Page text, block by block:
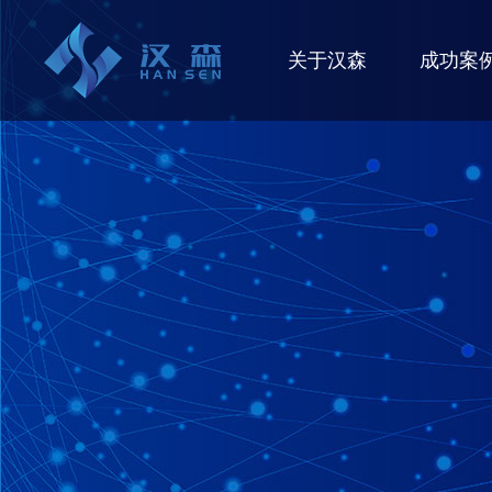
关于汉森 成功案